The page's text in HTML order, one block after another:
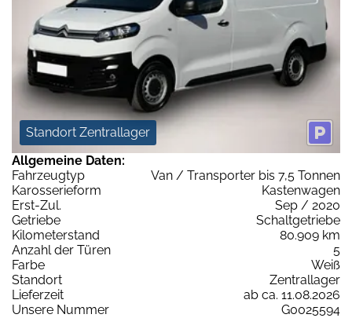
Standort Zentrallager
Allgemeine Daten:
Fahrzeugtyp
Van / Transporter bis 7,5 Tonnen
Karosserieform
Kastenwagen
Erst-Zul.
Sep / 2020
Getriebe
Schaltgetriebe
Kilometerstand
80.909 km
Anzahl der Türen
5
Farbe
Weiß
Standort
Zentrallager
Lieferzeit
ab ca. 11.08.2026
Unsere Nummer
G0025594